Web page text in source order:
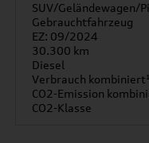
SUV/Geländewagen/
Gebrauchtfahrzeug
EZ: 09/2024
30.300 km
Diesel
Verbrauch kombiniert¹
CO2-Emission
CO2-Klasse